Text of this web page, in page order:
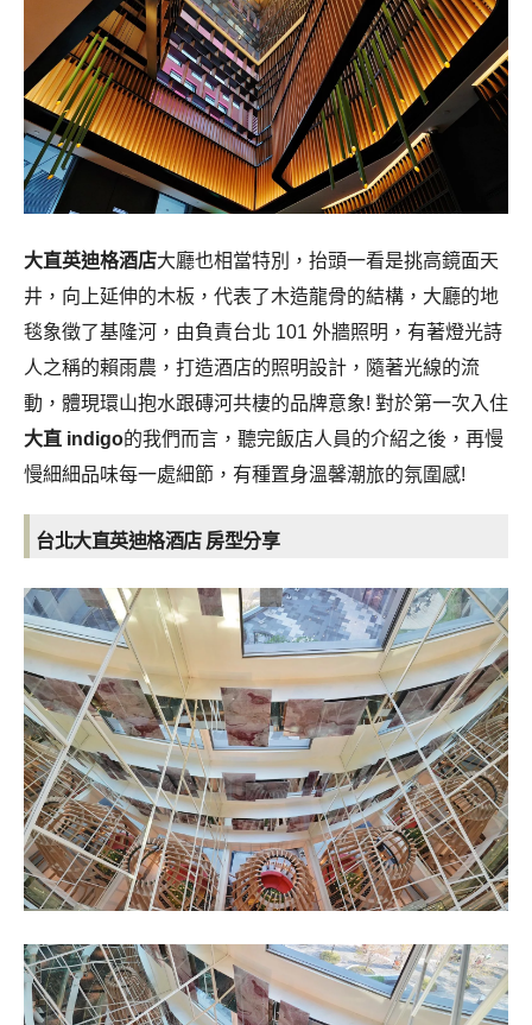
大直英迪格酒店大廳也相當特別，抬頭一看是挑高鏡面天
井，向上延伸的木板，代表了木造龍骨的結構，大廳的地
毯象徵了基隆河，由負責台北 101 外牆照明，有著燈光詩
人之稱的賴雨農，打造酒店的照明設計，隨著光線的流
動，體現環山抱水跟磚河共棲的品牌意象! 對於第一次入住
大直 indigo的我們而言，聽完飯店人員的介紹之後，再慢
慢細細品味每一處細節，有種置身溫馨潮旅的氛圍感!
台北大直英迪格酒店 房型分享